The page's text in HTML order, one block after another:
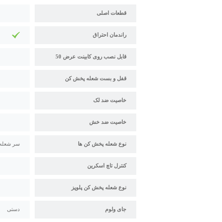
قطعات اصلی
راندمان احتراق
قابل نصب روی کابینت عرض 50
قفل و بست شعله پخش کن
خاصیت ضد لک
خاصیت ضد خش
نوع شعله پخش کن ها سر
کنترل تاچ اسکرین
نوع شعله پخش کن پلوپز
جای ولوم دستی